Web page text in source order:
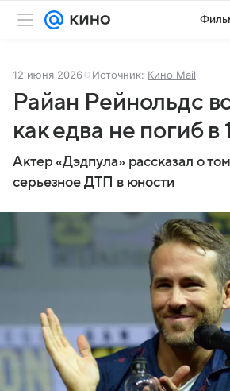
12 июня 2026 Источник: Кино Mail
Райан Рейнольдс
как едва не погиб в
Актер «Дэдпула» рассказал о
серьезное ДТП в юности